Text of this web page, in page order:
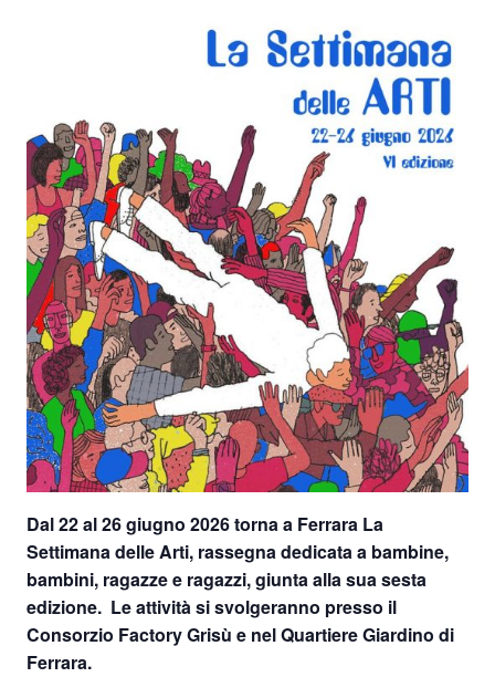
Dal 22 al 26 giugno 2026torna a Ferrara La
Settimana delle Arti, rassegna dedicata a bambine,
bambini, ragazze e ragazzi, giunta alla sua sesta
edizione. Le attività si svolgeranno presso il
Consorzio Factory Grisù e nel Quartiere Giardino di
Ferrara.